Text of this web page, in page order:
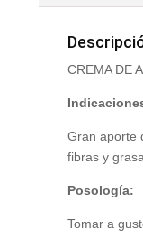
CREMA DE
Gran aporte
fibras y
Posología:
Tomar a